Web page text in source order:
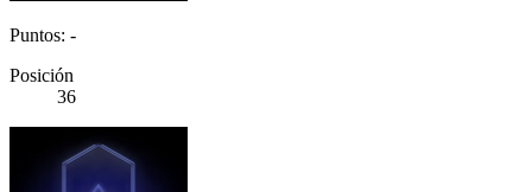
Puntos: -
Posición
36